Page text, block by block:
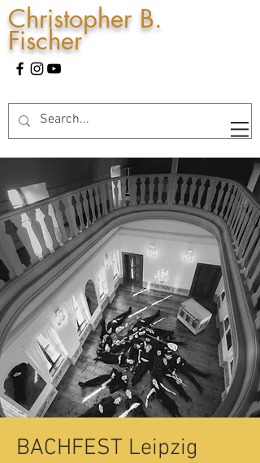
Christopher B.
Fischer
BACHFEST Leipzig